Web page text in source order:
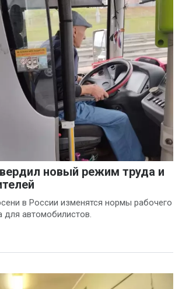
новый режим труда и
в России изменятся нормы рабочего
для автомобилистов.